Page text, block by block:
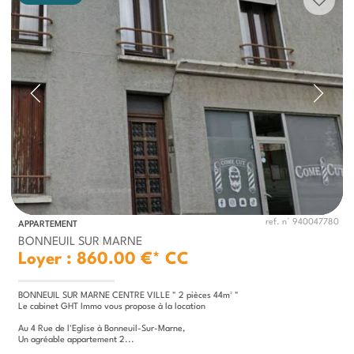
APPARTEMENT ref. n° 940047780
BONNEUIL SUR MARNE
Loyer : 860.00 €* CC
BONNEUIL SUR MARNE CENTRE VILLE " 2 pièces 44m² "
Le cabinet GHT Immo vous propose à la location
Au 4 Rue de l'Eglise à Bonneuil-Sur-Marne,
Un agréable appartement 2...